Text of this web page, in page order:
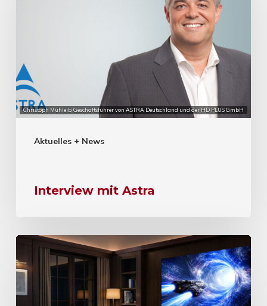
Christoph Mühleib, Geschäftsführer von ASTRA Deutschland und der HD PLUS GmbH
Aktuelles + News
Interview mit Astra